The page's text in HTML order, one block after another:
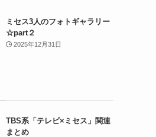
ミセス3人のフォトギャラリー
☆part２
2025年12月31日
TBS系「テレビ×ミセス」関連
まとめ